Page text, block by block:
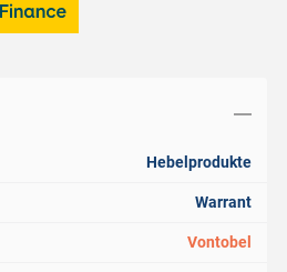
Hebelprodukte
Warrant
Vontobel